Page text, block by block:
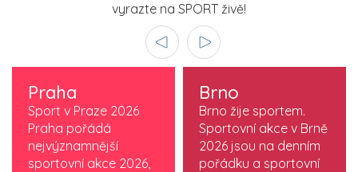
vyrazte na SPORT živě!
Praha
Sport v Praze 2026
Praha pořádá
nejvýznamnější
sportovní akce 2026,
Brno
Brno žije sportem.
Sportovní akce v Brně
2026 jsou na denním
pořádku a sportovní